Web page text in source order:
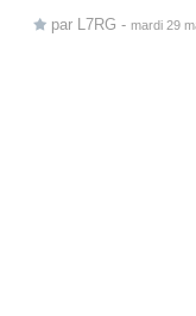
par L7RG - mardi 29